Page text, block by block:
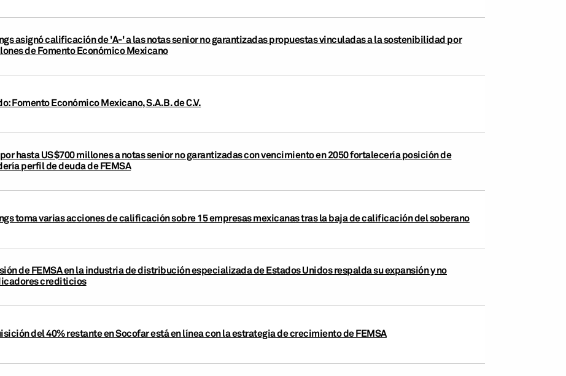
asignó calificación de 'A-' a las notas senior no garantizadas propuestas vinculadas a la sostenibilidad por
de Fomento Económico Mexicano
Fomento Económico Mexicano, S.A.B. de C.V.
hasta US$700 millones a notas senior no garantizadas con vencimiento en 2050 fortalecería posición de
perfil de deuda de FEMSA
toma varias acciones de calificación sobre 15 empresas mexicanas tras la baja de calificación del soberano
de FEMSA en la industria de distribución especializada de Estados Unidos respalda su expansión y no
crediticios
del 40% restante en Socofar está en línea con la estrategia de crecimiento de FEMSA